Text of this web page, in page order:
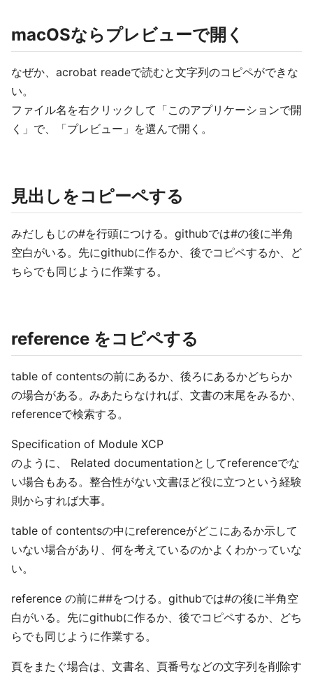
macOSならプレビューで開く
なぜか、acrobat readeで読むと文字列のコピペができな
い。
ファイル名を右クリックして「このアプリケーションで開
く」で、「プレビュー」を選んで開く。
見出しをコピーペする
みだしもじの#を行頭につける。githubでは#の後に半角
空白がいる。先にgithubに作るか、後でコピペするか、ど
ちらでも同じように作業する。
reference をコピペする
table of contentsの前にあるか、後ろにあるかどちらか
の場合がある。みあたらなければ、文書の末尾をみるか、
referenceで検索する。
Specification of Module XCP
のように、 Related documentationとしてreferenceでな
い場合もある。整合性がない文書ほど役に立つという経験
則からすれば大事。
table of contentsの中にreferenceがどこにあるか示して
いない場合があり、何を考えているのかよくわかっていな
い。
reference の前に##をつける。githubでは#の後に半角空
白がいる。先にgithubに作るか、後でコピペするか、どち
らでも同じように作業する。
頁をまたぐ場合は、文書名、頁番号などの文字列を削除す